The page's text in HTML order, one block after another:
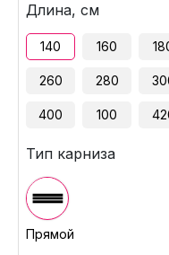
Длина, см
140 160
260 280
400 100
Тип карниза
Прямой